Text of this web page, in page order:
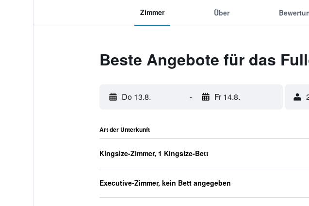
Zimmer Über
Beste Angebote für das
Do 13.8. - Fr 14.8.
Art der Unterkunft
Kingsize-Zimmer, 1 Kingsize-Bett
Executive-Zimmer, kein Bett angegeben